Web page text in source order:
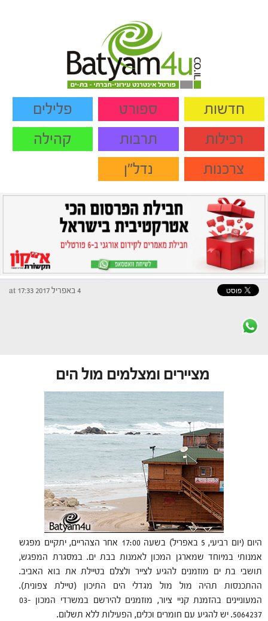
חדשות ספורט
פלילים
רכילות
תרבות
קהילה
צרכנות
נדל"ן
4 באפריל 2017 at 17:33
מציירים ומצלמים מול הים
היום (יום רביעי, 5 באפריל) בשעה 17:00 אחר הצהריים, יתקיים מפגש
אמנותי במיוחד שמארגן המכון לאמנות בבת ים. במסגרת המפגש,
תושבי בת ים מוזמנים להגיע לצייר ולצלם בטיילת את בוא האביב.
ההתכנסות תהיה מול מול מגדלי הים התיכון (טיילת צפונית).
המעוניינים בהזמנת קניי ציור, מוזמנים להירשם במשרדי המכון 03-
5064237. יש להגיע עם חומרים וכלים, הפעילות ללא תשלום.